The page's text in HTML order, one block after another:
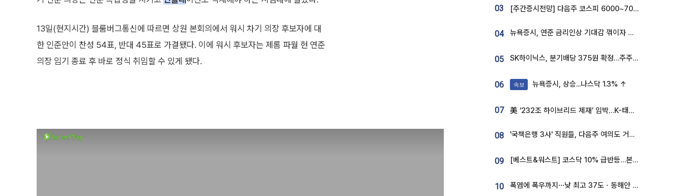
13일(현지시간) 블룸버그통신에 따르면 상원 본회의에서 워시 차기 의장 후보자에 대
한 인준안이 찬성 54표, 반대 45표로 가결됐다. 이에 워시 후보자는 제롬 파월 현 연준
의장 임기 종료 후 바로 정식 취임할 수 있게 됐다.
03 [주간증시전망] 다음주 코스피 6000~7000⋯“外人 수급은 정책이 변수”
04 뉴욕증시, 연준 금리인상 기대감 꺾이자 상승...S&P500 사상 최고치 [종합]
05 SK하이닉스, 분기배당 375원 확정…주주환원책 9월로 앞당겨 발표
06 속보 뉴욕증시, 상승...나스닥 1.3% ↑
07 美 ‘232조 하이브리드 제재’ 임박…K-태양광, 불확실성 털고 날개 다나
08 '국책은행 3사' 직원들, 다음주 여의도 거리 나서는 까닭은
09 [베스트&워스트] 코스닥 10% 급반등…본느, 최대주주 변경 기대에 270% 폭등
10 폭염에 폭우까지⋯낮 최고 37도ㆍ동해안 강한 비 [날씨]